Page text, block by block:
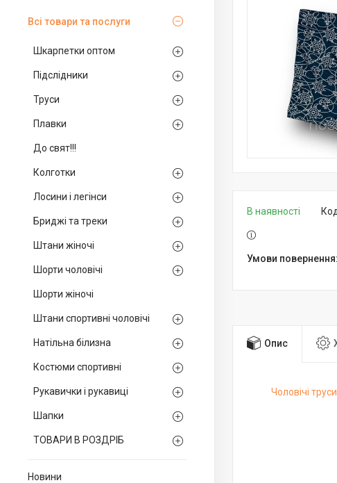
Всі товари та послуги
Шкарпетки оптом
Підслідники
Труси
Плавки
До свят!!!
Колготки
Лосини і легінси
Бриджі та треки
Штани жіночі
Шорти чоловічі
Шорти жіночі
Штани спортивні чоловічі
Натільна білизна
Костюми спортивні
Рукавички і рукавиці
Шапки
ТОВАРИ В РОЗДРІБ
Новини
В наявності
Опис
Чоловічі труси